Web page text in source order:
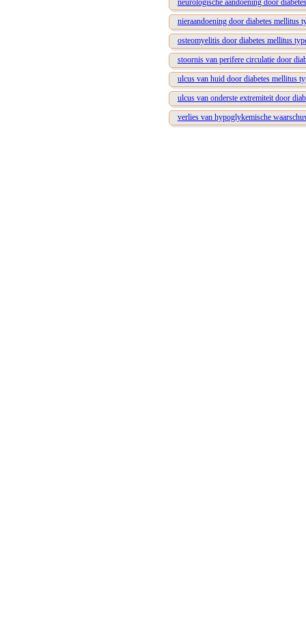
neurologische aandoening door
nieraandoening door diabetes mellitus
osteomyelitis door diabetes mellitus
stoornis van perifere circulatie door
ulcus van huid door diabetes mellitus
ulcus van onderste extremiteit door
verlies van hypoglykemische